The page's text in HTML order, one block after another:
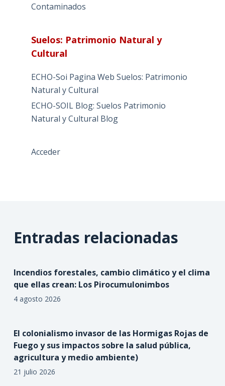
Contaminados
Suelos: Patrimonio Natural y
Cultural
ECHO-Soi Pagina Web Suelos: Patrimonio
Natural y Cultural
ECHO-SOIL Blog: Suelos Patrimonio
Natural y Cultural Blog
Acceder
Entradas relacionadas
Incendios forestales, cambio climático y el clima
que ellas crean: Los Pirocumulonimbos
4 agosto 2026
El colonialismo invasor de las Hormigas Rojas de
Fuego y sus impactos sobre la salud pública,
agricultura y medio ambiente)
21 julio 2026